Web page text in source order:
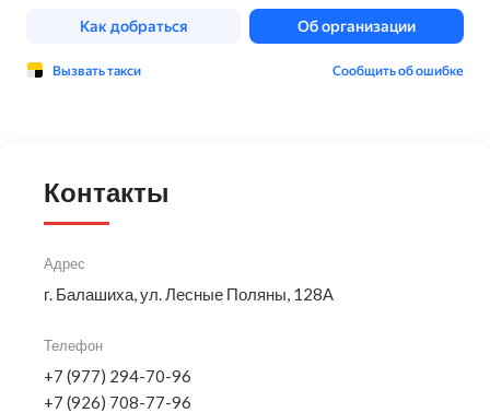
Контакты
Адрес
г. Балашиха, ул. Лесные Поляны, 128А
Телефон
+7 (977) 294-70-96
+7 (926) 708-77-96